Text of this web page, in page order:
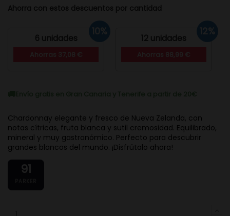
Ahorra con estos descuentos por cantidad
6 unidades
10%
12 unidades
12%
Chardonnay elegante y fresco de Nueva Zelanda, con
notas cítricas, fruta blanca y sutil cremosidad. Equilibrado,
mineral y muy gastronómico. Perfecto para descubrir
grandes blancos del mundo. ¡Disfrútalo ahora!
91